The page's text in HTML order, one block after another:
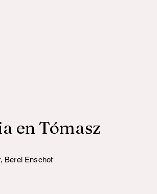
en Tómasz
Berel Enschot